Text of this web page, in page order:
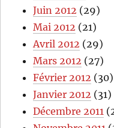
Juin 2012 (29)
Mai 2012 (21)
Avril 2012 (29)
Mars 2012 (27)
Février 2012 (30)
Janvier 2012 (31)
Décembre 2011